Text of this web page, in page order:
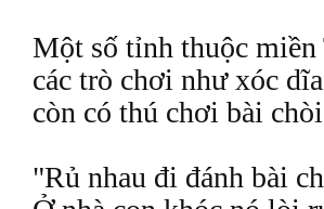
Một số tỉnh thuộc miền
các trò chơi như xóc
còn có thú chơi bài
"Rủ nhau đi đánh bài